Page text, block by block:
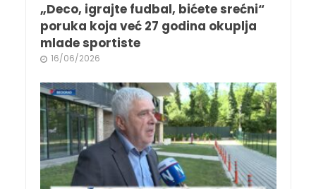
„Deco, igrajte fudbal, bićete srećni“
poruka koja već 27 godina okuplja
mlade sportiste
16/06/2026